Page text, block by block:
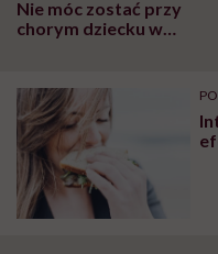
Nie móc zostać przy
chorym dziecku w
może chyba tylko
głupota i brak
wyobraźni"